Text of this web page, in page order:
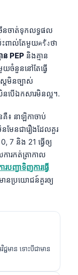
ើនចាត់ទុកលទ្ធផល
ះពាល់តែមួយครั้งថា
ាន PEP និងគ្មាន
យចំនួននៅតែធ្វើ
តមិនច្បាស់
បើឯកសារមិនល្អ។.
៖ នាឡិកាចាប់
មែនជារឿងដែលគួរ
7 និង 21 ធ្វើឲ្យ
ារកត់ត្រាកាល
ារបញ្ជាទិញការធ្វើ
មានប្រយោជន៍គួរឲ្យ
ជមាន ទោះបីជាមាន